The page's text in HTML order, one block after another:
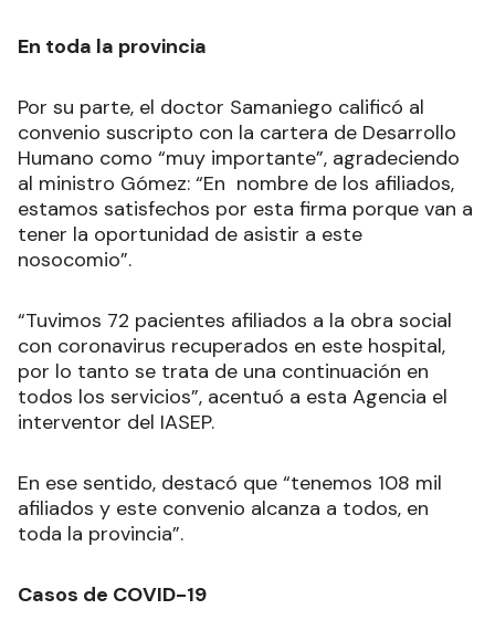
En toda la provincia
Por su parte, el doctor Samaniego calificó al
convenio suscripto con la cartera de Desarrollo
Humano como “muy importante”, agradeciendo
al ministro Gómez: “En nombre de los afiliados,
estamos satisfechos por esta firma porque van a
tener la oportunidad de asistir a este
nosocomio”.
“Tuvimos 72 pacientes afiliados a la obra social
con coronavirus recuperados en este hospital,
por lo tanto se trata de una continuación en
todos los servicios”, acentuó a esta Agencia el
interventor del IASEP.
En ese sentido, destacó que “tenemos 108 mil
afiliados y este convenio alcanza a todos, en
toda la provincia”.
Casos de COVID-19